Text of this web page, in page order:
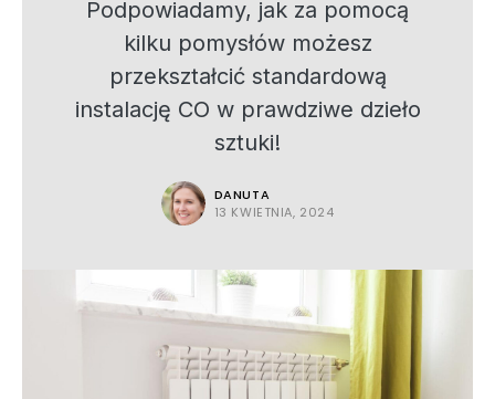
Podpowiadamy, jak za pomocą
kilku pomysłów możesz
przekształcić standardową
instalację CO w prawdziwe dzieło
sztuki!
DANUTA
13 KWIETNIA, 2024